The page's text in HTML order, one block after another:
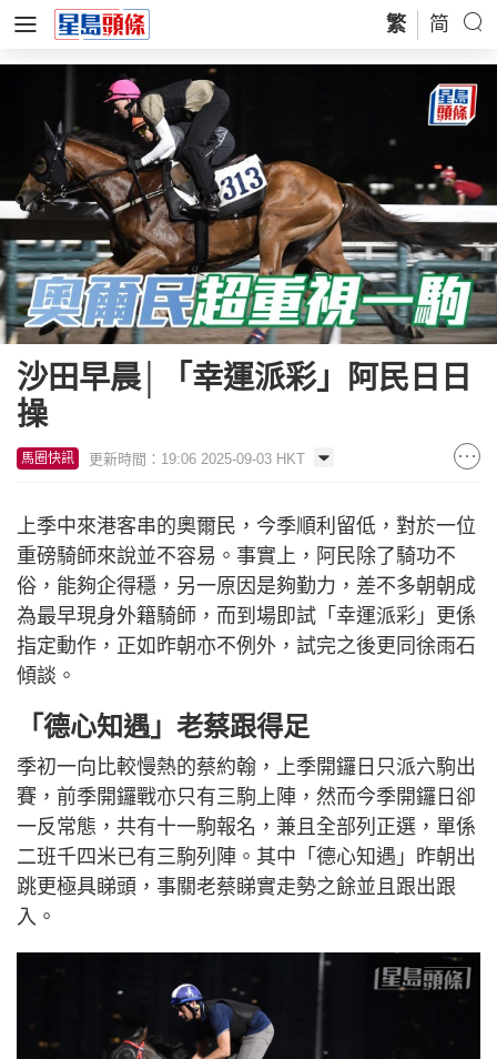
繁 简
沙田早晨│「幸運派彩」阿民日日
操
馬圈快訊 更新時間：19:06 2025-09-03 HKT
上季中來港客串的奧爾民，今季順利留低，對於一位
重磅騎師來說並不容易。事實上，阿民除了騎功不
俗，能夠企得穩，另一原因是夠勤力，差不多朝朝成
為最早現身外籍騎師，而到場即試「幸運派彩」更係
指定動作，正如昨朝亦不例外，試完之後更同徐雨石
傾談。
「德心知遇」老蔡跟得足
季初一向比較慢熱的蔡約翰，上季開鑼日只派六駒出
賽，前季開鑼戰亦只有三駒上陣，然而今季開鑼日卻
一反常態，共有十一駒報名，兼且全部列正選，單係
二班千四米已有三駒列陣。其中「德心知遇」昨朝出
跳更極具睇頭，事關老蔡睇實走勢之餘並且跟出跟
入。